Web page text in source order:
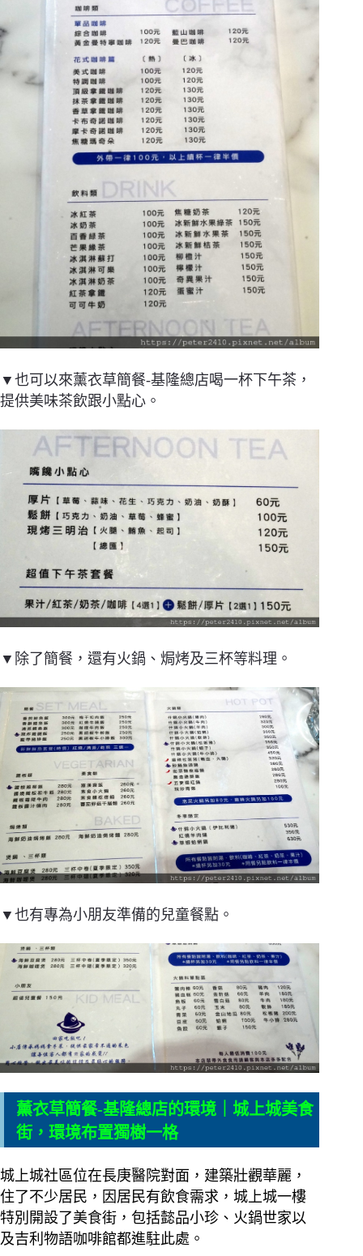
▼也可以來薰衣草簡餐-基隆總店喝一杯下午茶，
提供美味茶飲跟小點心。
▼除了簡餐，還有火鍋、焗烤及三杯等料理。
▼也有專為小朋友準備的兒童餐點。
薰衣草簡餐-基隆總店的環境｜ 城上城美食
街，環境布置獨樹一格
城上城社區位在長庚醫院對面，建築壯觀華麗，
住了不少居民，因居民有飲食需求，城上城一樓
特別開設了美食街，包括懿品小珍、火鍋世家以
及吉利物語咖啡館都進駐此處。